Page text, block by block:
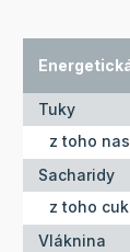
Tuky
z toho
Sacharidy
z toho
Vláknina